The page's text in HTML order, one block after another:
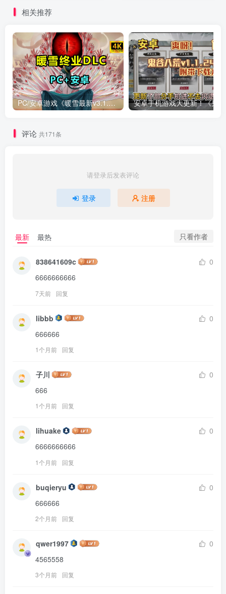
相关推荐
PC/安卓游戏《暖雪最新v3.1.0.1》终业DLC整合版！
评论 共171条
请登录后发表评论
登录 注册
最新 最热 只看作者
838641609c
0
6666666666
7天前 回复
libbb
0
666666
1个月前 回复
子川
0
666
1个月前 回复
lihuake
0
6666666666
1个月前 回复
buqieryu
0
666666
2个月前 回复
qwer1997
0
4565558
3个月前 回复